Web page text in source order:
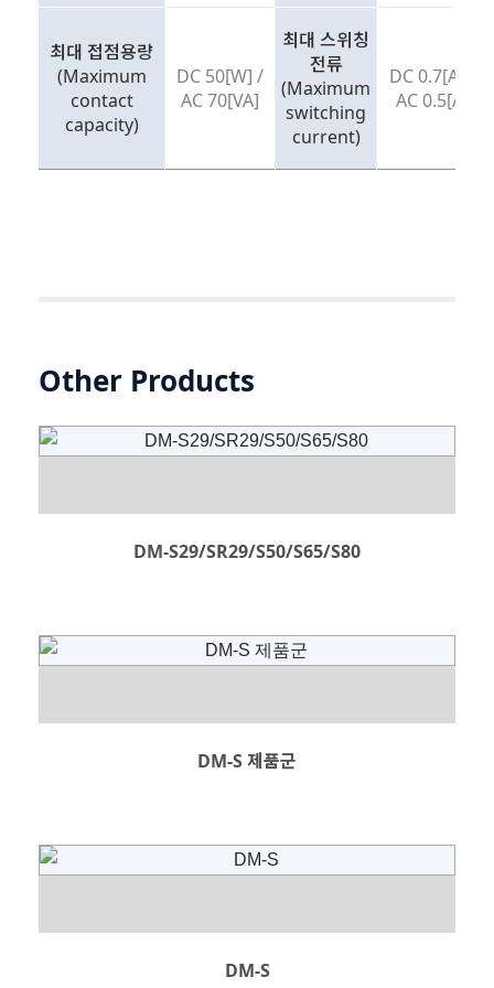
최대 접점용량
(Maximum
contact
capacity)
DC 50[W] /
AC 70[VA]
최대 스위칭
전류
(Maximum
switching
current)
DC 0.7[A] /
AC 0.5[A]
Other Products
DM-S29/SR29/S50/S65/S80
DM-S 제품군
DM-S